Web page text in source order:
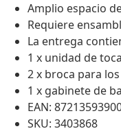
Amplio espacio
Requiere
La entrega
1 x unidad de
2 x broca para
1 x gabinete de
EAN:
SKU: 3403868